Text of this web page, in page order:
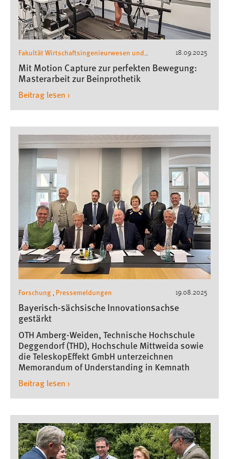
18.09.2025
Fakultät Wirtschaftsingenieurwesen und
Gesundheit
Medizintechnik
Pressemeldungen
Mit Motion Capture zur perfekten Bewegung:
Masterarbeit zur Beinprothetik
Beitrag lesen ›
19.08.2025
Forschung , Pressemeldungen
Bayerisch-sächsische Innovationsachse
gestärkt
OTH Amberg-Weiden, Technische Hochschule
Deggendorf (THD), Hochschule Mittweida sowie
die TeleskopEffekt GmbH unterzeichnen
Memorandum of Understanding in Kemnath
Beitrag lesen ›
1 Jahr
Performance
staticfilecache
Zweck:
Für performante Seitenauslieferung wird in diesem Cookie
gespeichert, ob man eingeloggt ist.
Sprachpräferenz
Name:
site-language-preference
Zweck:
Das Cookie speichert die gewählte Sprache der Website.
Cookie Laufzeit:
30 Tage
Chat
MibewSessionID, MIBEW_UserID, mibew_locale, mibew-
chat-frame-style-5e9dbeb1811c0446
Zweck:
Wird benötigt um die Chatfunktion nutzen zu können.
Cookie Laufzeit:
MibewSessionID, mibew-chat-frame-style-
Jahre, MIBEW_UserID = 1 Jahr
Login
Name:
fe_user, be_user, be_lastLoginProvider